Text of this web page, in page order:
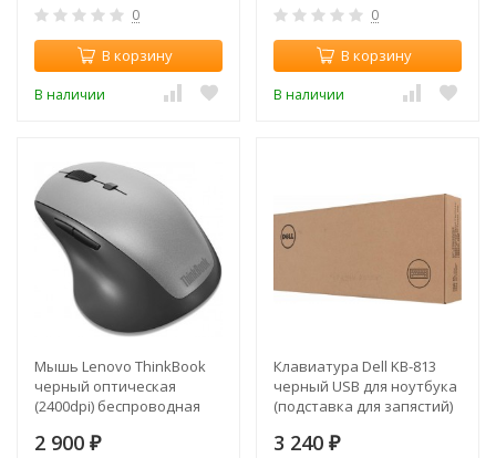
0
В корзину
В наличии
0
В корзину
В наличии
Мышь Lenovo ThinkBook
черный оптическая
(2400dpi) беспроводная
2 900 ₽
Клавиатура Dell KB-813
черный USB для ноутбука
(подставка для запястий)
3 240 ₽